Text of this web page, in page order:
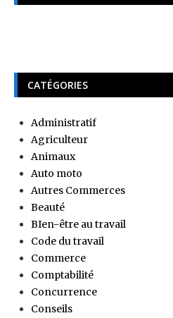
CATÉGORIES
Administratif
Agriculteur
Animaux
Auto moto
Autres Commerces
Beauté
BIen-être au travail
Code du travail
Commerce
Comptabilité
Concurrence
Conseils